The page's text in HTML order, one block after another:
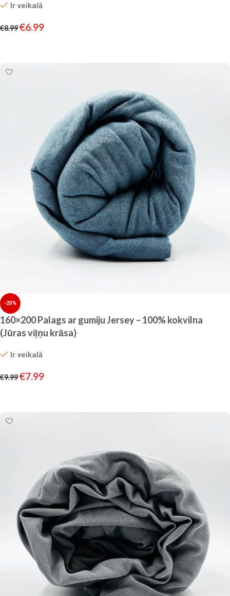
Ir veikalā
€8.99€6.99
-20%
160×200 Palags ar gumiju Jersey – 100% kokvilna
(Jūras viļņu krāsa)
Ir veikalā
€9.99€7.99